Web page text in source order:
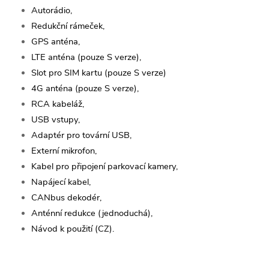
Autorádio,
Redukční rámeček,
GPS anténa,
LTE anténa (pouze S verze),
Slot pro SIM kartu (pouze S verze)
4G anténa (pouze S verze),
RCA kabeláž,
USB vstupy,
Adaptér pro tovární USB,
Externí mikrofon,
Kabel pro připojení parkovací kamery,
Napájecí kabel,
CANbus dekodér,
Anténní redukce (jednoduchá),
Návod k použití (CZ).